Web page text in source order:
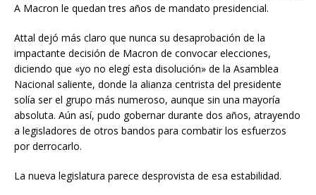
A Macron le quedan tres años de mandato presidencial.
Attal dejó más claro que nunca su desaprobación de la
impactante decisión de Macron de convocar elecciones,
diciendo que «yo no elegí esta disolución» de la Asamblea
Nacional saliente, donde la alianza centrista del presidente
solía ser el grupo más numeroso, aunque sin una mayoría
absoluta. Aún así, pudo gobernar durante dos años, atrayendo
a legisladores de otros bandos para combatir los esfuerzos
por derrocarlo.
La nueva legislatura parece desprovista de esa estabilidad.